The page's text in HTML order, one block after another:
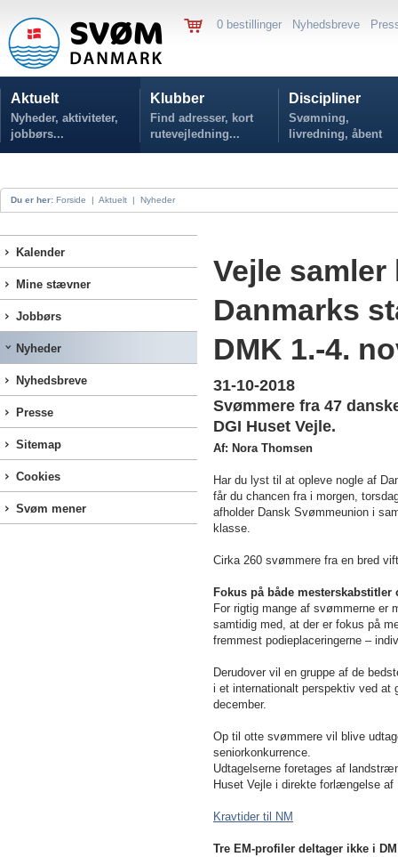
0 bestillinger Nyhedsbreve
Aktuelt
Nyheder, aktiviteter,
jobbørs...
Klubber
Find adresser, kort
rutevejledning...
Discipliner
Svømning,
livredning, åbent
vand...
Du er her: Forside | Aktuelt | Nyheder
Kalender
Mine stævner
Jobbørs
Nyheder
Nyhedsbreve
Presse
Sitemap
Cookies
Svøm mener
Vejle
Danmarks
DMK 1.-4.
31-10-2018
Svømmere fra 47
DGI Huset Vejle.
Af: Nora Thomsen
Har du lyst til at opleve nogle af
får du chancen fra i morgen,
afholder Dansk Svømmeunion i
klasse.
Cirka 260 svømmere fra en bred
Fokus på både
For rigtig mange af svømmerne er
samtidig med, at der er fokus på
fremmest podieplaceringerne –
Derudover vil en gruppe af de
i et internationalt perspektiv ved at
december.
Op til otte svømmere vil blive
seniorkonkurrence.
Udtagelserne foretages af
Huset Vejle i direkte forlængelse af
Kravtider til NM
Tre EM-profiler deltager ikke i DM